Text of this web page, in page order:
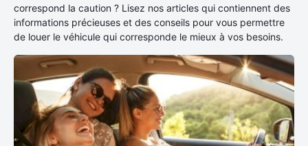
correspond la caution ? Lisez nos articles qui contiennent des
informations précieuses et des conseils pour vous permettre
de louer le véhicule qui corresponde le mieux à vos besoins.